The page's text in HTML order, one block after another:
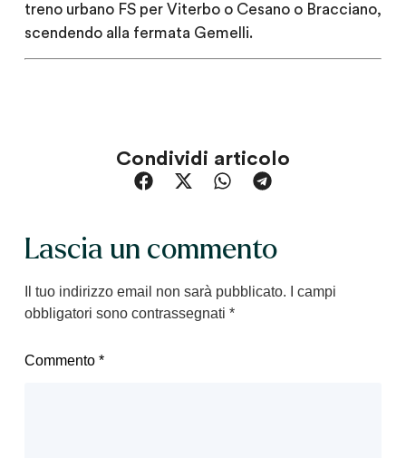
treno urbano FS per Viterbo o Cesano o Bracciano,
scendendo alla fermata Gemelli.
Condividi articolo
Lascia un commento
Il tuo indirizzo email non sarà pubblicato.
I campi
obbligatori sono contrassegnati *
Commento *